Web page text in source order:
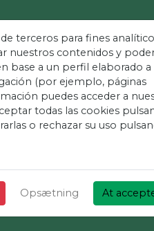
terceros para fines
nuestros contenidos y
base a un perfil elaborado a
(por ejemplo, páginas
puedes acceder a
todas las cookies
o rechazar su uso
Opsætning At